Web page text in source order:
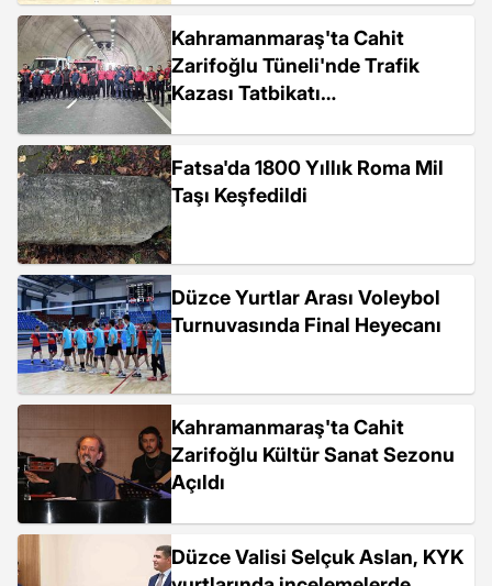
Kahramanmaraş'ta Cahit
Zarifoğlu Tüneli'nde Trafik
Kazası Tatbikatı
Fatsa'da 1800 Yıllık Roma Mil
Taşı Keşfedildi
Düzce Yurtlar Arası Voleybol
Turnuvasında Final Heyecanı
Kahramanmaraş'ta Cahit
Zarifoğlu Kültür Sanat Sezonu
Açıldı
Düzce Valisi Selçuk Aslan, KYK